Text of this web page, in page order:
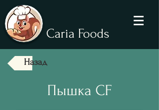
Caria Foods
Назад
Пышка CF